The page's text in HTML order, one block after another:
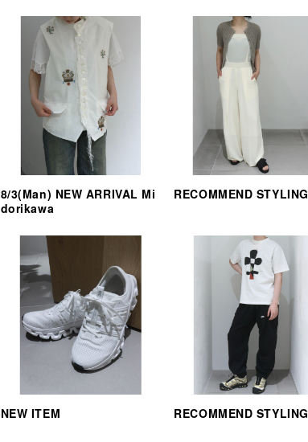
8/3(Man) NEW ARRIVAL Mi
dorikawa
RECOMMEND STYLING
NEW ITEM RECOMMEND STYLING